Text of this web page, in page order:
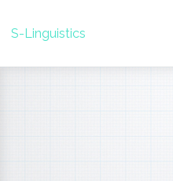
S-Linguistics